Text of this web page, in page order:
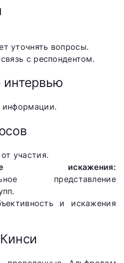
уточнять вопросы.
с респондентом.
информации.
участия.
искажения:
представление
и искажения